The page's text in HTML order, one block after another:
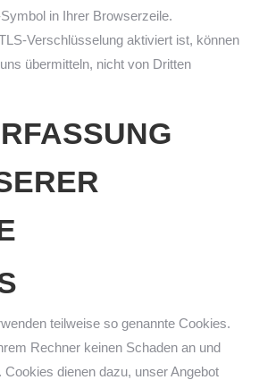
in Ihrer Browserzeile.
Verschlüsselung aktiviert ist, können
übermitteln, nicht von Dritten
teilweise so genannte Cookies.
Rechner keinen Schaden an und
Cookies dienen dazu, unser Angebot